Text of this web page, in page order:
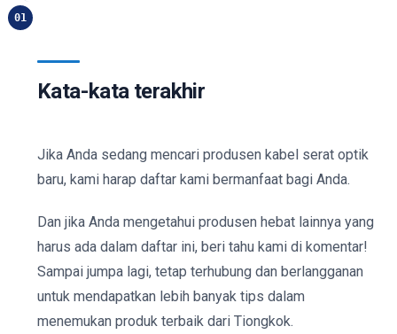
01
Kata-kata terakhir
Jika Anda sedang mencari produsen kabel serat optik
baru, kami harap daftar kami bermanfaat bagi Anda.
Dan jika Anda mengetahui produsen hebat lainnya yang
harus ada dalam daftar ini, beri tahu kami di komentar!
Sampai jumpa lagi, tetap terhubung dan berlangganan
untuk mendapatkan lebih banyak tips dalam
menemukan produk terbaik dari Tiongkok.